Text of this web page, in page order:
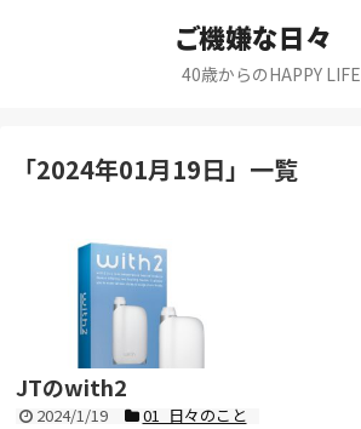
ご機嫌な日々
40歳からのHAPPY LIFE
「2024年01月19日」 一覧
JTのwith2
2024/1/19 01_日々のこと